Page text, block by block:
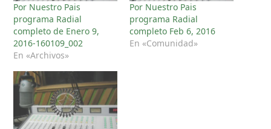
Por Nuestro Pais
programa Radial
completo de Enero 9,
2016-160109_002
En «Archivos»
Por Nuestro Pais
programa Radial
completo Feb 6, 2016
En «Comunidad»